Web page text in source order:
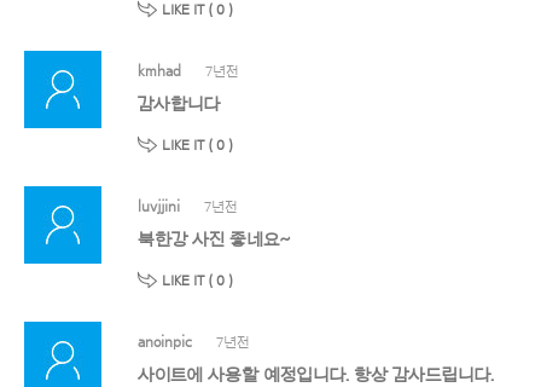
LIKE IT ( 0 )
kmhad 7년전
감사합니다
LIKE IT ( 0 )
luvjjini 7년전
북한강 사진 좋네요~
LIKE IT ( 0 )
anoinpic 7년전
사이트에 사용할 예정입니다. 항상 감사드립니다.